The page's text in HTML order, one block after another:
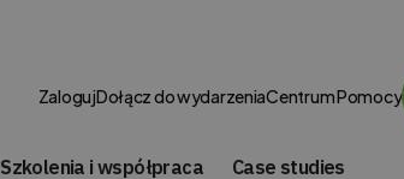
ZalogujDołącz do wydarzeniaCentrum Pomocy
Szkolenia i współpraca
Case studies